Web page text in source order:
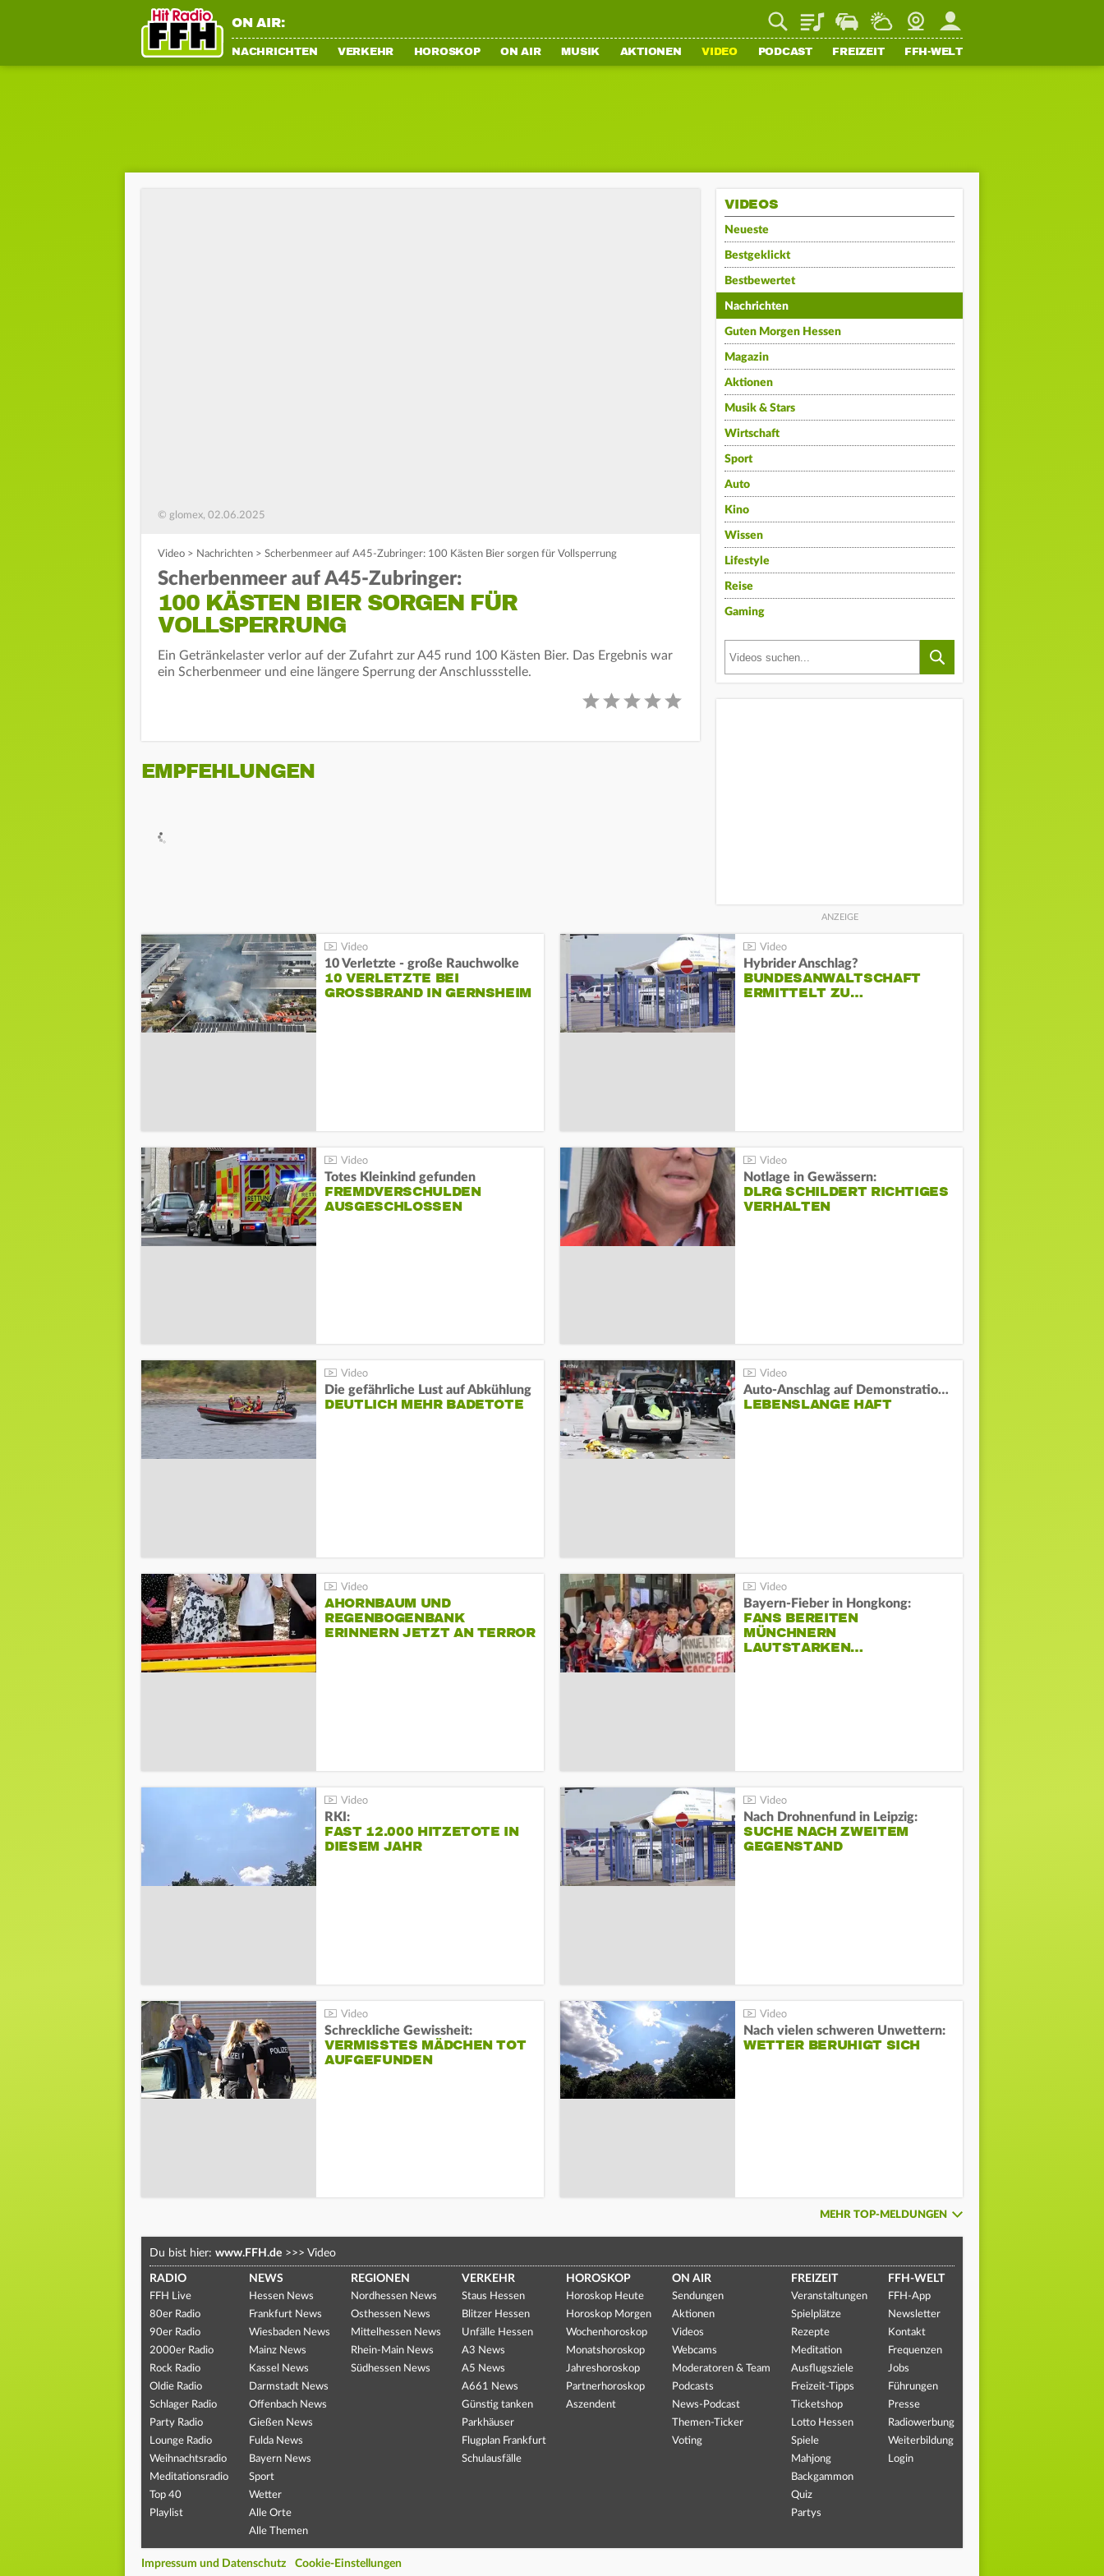
ON AIR: PlaylistStaupilotWetterWebcamMein FFH
NACHRICHTEN VERKEHR HOROSKOP ON AIR MUSIK AKTIONEN VIDEO PODCAST FREIZEIT FFH-WELT
© glomex, 02.06.2025
Video > Nachrichten > Scherbenmeer auf A45-Zubringer: 100 Kästen Bier sorgen für Vollsperrung
Scherbenmeer auf A45-Zubringer:
100 KÄSTEN BIER SORGEN FÜR
VOLLSPERRUNG
Ein Getränkelaster verlor auf der Zufahrt zur A45 rund 100 Kästen Bier. Das Ergebnis war
ein Scherbenmeer und eine längere Sperrung der Anschlussstelle.
EMPFEHLUNGEN
VIDEOS
Neueste
Bestgeklickt
Bestbewertet
Nachrichten
Guten Morgen Hessen
Magazin
Aktionen
Musik & Stars
Wirtschaft
Sport
Auto
Kino
Wissen
Lifestyle
Reise
Gaming
10 Verletzte - große Rauchwolke
10 VERLETZTE BEI
GROSSBRAND IN GERNSHEIM
Hybrider Anschlag?
BUNDESANWALTSCHAFT
ERMITTELT ZU…
Totes Kleinkind gefunden
FREMDVERSCHULDEN
AUSGESCHLOSSEN
Notlage in Gewässern:
DLRG SCHILDERT RICHTIGES
VERHALTEN
Die gefährliche Lust auf Abkühlung
DEUTLICH MEHR BADETOTE
Auto-Anschlag auf Demonstration in München:
LEBENSLANGE HAFT
AHORNBAUM UND
REGENBOGENBANK
ERINNERN JETZT AN TERROR
Bayern-Fieber in Hongkong:
FANS BEREITEN
MÜNCHNERN
LAUTSTARKEN…
RKI:
FAST 12.000 HITZETOTE IN
DIESEM JAHR
Nach Drohnenfund in Leipzig:
SUCHE NACH ZWEITEM
GEGENSTAND
Schreckliche Gewissheit:
VERMISSTES MÄDCHEN TOT
AUFGEFUNDEN
Nach vielen schweren Unwettern:
WETTER BERUHIGT SICH
MEHR TOP-MELDUNGEN
Du bist hier: www.FFH.de >>> Video
RADIO
FFH Live
80er Radio
90er Radio
2000er Radio
Rock Radio
Oldie Radio
Schlager Radio
Party Radio
Lounge Radio
Weihnachtsradio
Meditationsradio
Top 40
Playlist
NEWS
Hessen News
Frankfurt News
Wiesbaden News
Mainz News
Kassel News
Darmstadt News
Offenbach News
Gießen News
Fulda News
Bayern News
Sport
Wetter
Alle Orte
Alle Themen
REGIONEN
Nordhessen News
Osthessen News
Mittelhessen News
Rhein-Main News
Südhessen News
VERKEHR
Staus Hessen
Blitzer Hessen
Unfälle Hessen
A3 News
A5 News
A661 News
Günstig tanken
Parkhäuser
Flugplan Frankfurt
Schulausfälle
HOROSKOP
Horoskop Heute
Horoskop Morgen
Wochenhoroskop
Monatshoroskop
Jahreshoroskop
Partnerhoroskop
Aszendent
ON AIR
Sendungen
Aktionen
Videos
Webcams
Moderatoren & Team
Podcasts
News-Podcast
Themen-Ticker
Voting
FREIZEIT
Veranstaltungen
Spielplätze
Rezepte
Meditation
Ausflugsziele
Freizeit-Tipps
Ticketshop
Lotto Hessen
Spiele
Mahjong
Backgammon
Quiz
Partys
FFH-WELT
FFH-App
Newsletter
Kontakt
Frequenzen
Jobs
Führungen
Presse
Radiowerbung
Weiterbildung
Login
Impressum und Datenschutz Cookie-Einstellungen